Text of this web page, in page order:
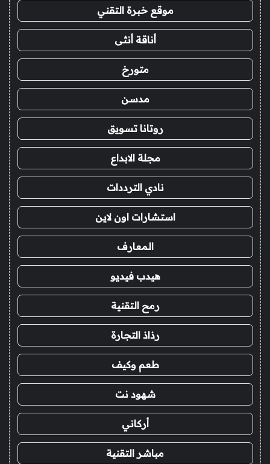
موقع خبرة التقني
أناقة أنثى
متورخ
مدسن
روتانا تسويق
مجلة الابداع
نادي الترددات
استشارات اون لاين
المعارف
هيدب فيديو
رمح التقنية
رذاذ التجارة
طعم وكيف
شهود نت
أركاني
مباشر التقنية